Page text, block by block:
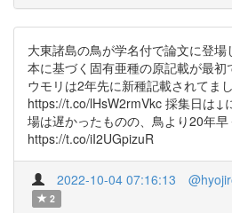
大東諸島の鳥が学名付で論文に登
本に基づく固有亜種の原記載が最初
ウモリは2年先に新種記載されてまし
https://t.co/lHsW2rmVkc 採集日は↓
場は遅かったものの、鳥より20年
https://t.co/iI2UGpizuR
2022-10-04 07:16:13
2